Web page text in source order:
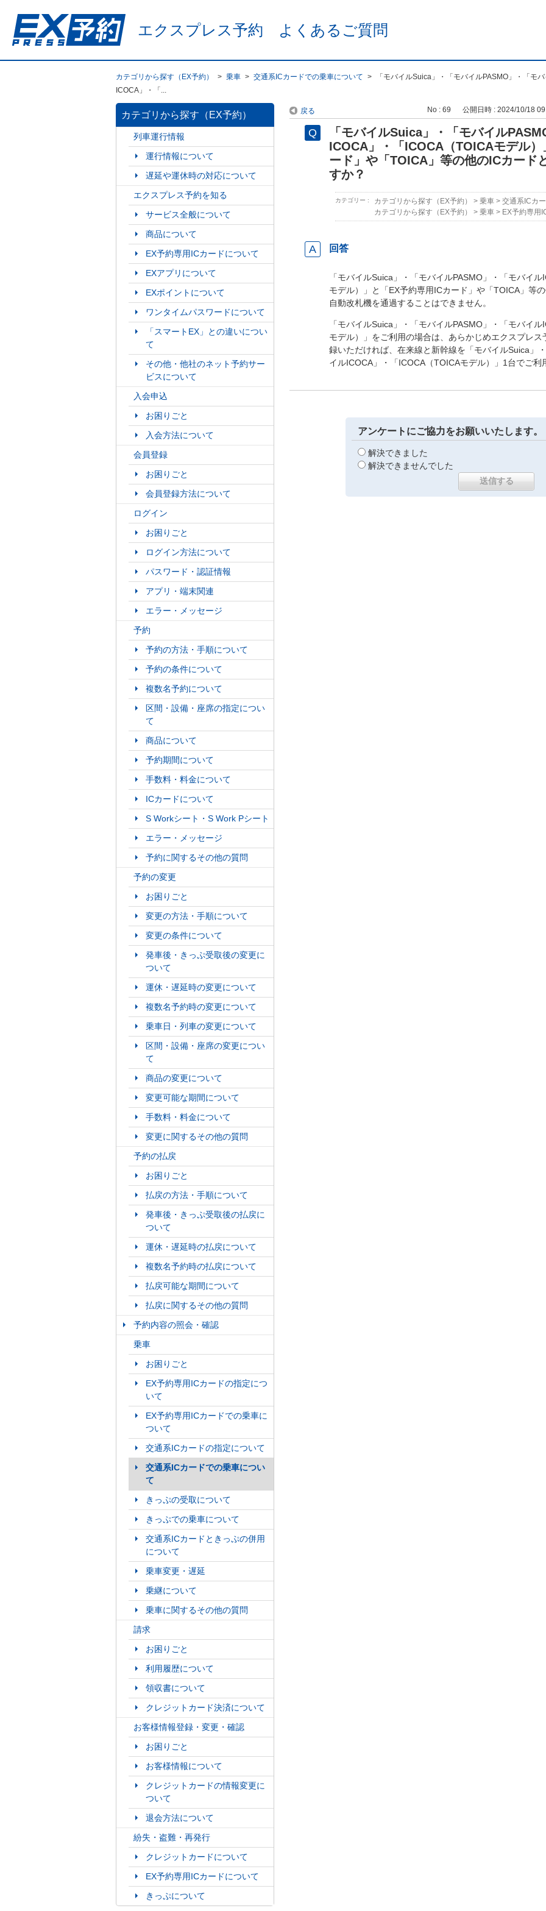
エクスプレス予約 よくあるご質問
カテゴリから探す（EX予約） > 乗車 > 交通系ICカードでの乗車について >
「モバイルSuica」・「モバイルPASMO」・「モ
ICOCA」・「...
カテゴリから探す（EX予約）
列車運行情報
運行情報について
遅延や運休時の対応について
エクスプレス予約を知る
サービス全般について
商品について
EX予約専用ICカードについて
EXアプリについて
EXポイントについて
ワンタイムパスワードについて
「スマートEX」との違いについ
て
その他・他社のネット予約サー
ビスについて
入会申込
お困りごと
入会方法について
会員登録
お困りごと
会員登録方法について
ログイン
お困りごと
ログイン方法について
パスワード・認証情報
アプリ・端末関連
エラー・メッセージ
予約
予約の方法・手順について
予約の条件について
複数名予約について
区間・設備・座席の指定につい
て
商品について
予約期間について
手数料・料金について
ICカードについて
S Workシート・S Work Pシート
エラー・メッセージ
予約に関するその他の質問
予約の変更
お困りごと
変更の方法・手順について
変更の条件について
発車後・きっぷ受取後の変更に
ついて
運休・遅延時の変更について
複数名予約時の変更について
乗車日・列車の変更について
区間・設備・座席の変更につい
て
商品の変更について
変更可能な期間について
手数料・料金について
変更に関するその他の質問
予約の払戻
お困りごと
払戻の方法・手順について
発車後・きっぷ受取後の払戻に
ついて
運休・遅延時の払戻について
複数名予約時の払戻について
払戻可能な期間について
払戻に関するその他の質問
予約内容の照会・確認
乗車
お困りごと
EX予約専用ICカードの指定につ
いて
EX予約専用ICカードでの乗車に
ついて
交通系ICカードの指定について
交通系ICカードでの乗車につい
て
きっぷの受取について
きっぷでの乗車について
交通系ICカードときっぷの併用
について
乗車変更・遅延
乗継について
乗車に関するその他の質問
請求
お困りごと
利用履歴について
領収書について
クレジットカード決済について
お客様情報登録・変更・確認
お困りごと
お客様情報について
クレジットカードの情報変更に
ついて
退会方法について
紛失・盗難・再発行
クレジットカードについて
EX予約専用ICカードについて
きっぷについて
戻る No : 69 公開日時 : 2024/10/18
「モバイルSuica」・「モバイル
ICOCA」・「ICOCA（TOICAモデル
ード」や「TOICA」等の他のICカード
すか？
カテゴリー : カテゴリから探す（EX予約） > 乗車> 交通系ICカ
カテゴリから探す（EX予約）
> 乗車> EX予約専用
回答
「モバイルSuica」・「モバイルPASMO」・「モバイ
モデル）」と「EX予約専用ICカード」や「TOICA」等
自動改札機を通過することはできません。
「モバイルSuica」・「モバイルPASMO」・「モバイ
モデル）」をご利用の場合は、あらかじめエクスプレ
録いただければ、在来線と新幹線を「モバイルSuica」
イルICOCA」・「ICOCA（TOICAモデル）」1台でご利
アンケートにご協力をお願いいたします。
解決できました
解決できませんでした